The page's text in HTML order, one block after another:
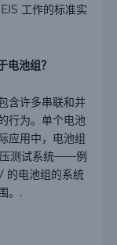
工作的标准实
电池组？
含许多串联和并
行为。单个电池
应用中，电池组
压测试系统——例
的电池组的系统
。.